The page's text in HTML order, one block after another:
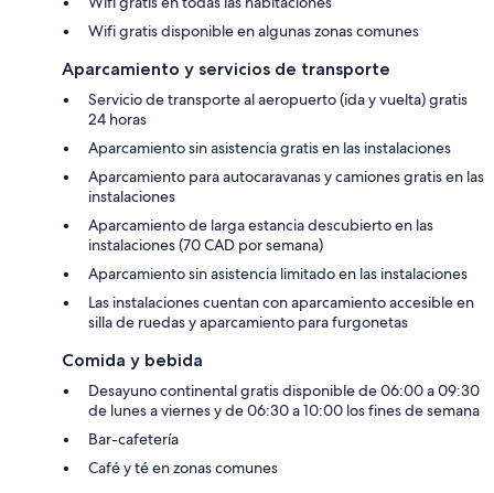
Wifi gratis disponible en algunas zonas comunes
Aparcamiento y servicios de transporte
Servicio de transporte al aeropuerto (ida y vuelta) gratis
24 horas
Aparcamiento sin asistencia gratis en las instalaciones
Aparcamiento para autocaravanas y camiones gratis en las
instalaciones
Aparcamiento de larga estancia descubierto en las
instalaciones (70 CAD por semana)
Aparcamiento sin asistencia limitado en las instalaciones
Las instalaciones cuentan con aparcamiento accesible en
silla de ruedas y aparcamiento para furgonetas
Comida y bebida
Desayuno continental gratis disponible de 06:00 a 09:30
de lunes a viernes y de 06:30 a 10:00 los fines de semana
Bar-cafetería
Café y té en zonas comunes